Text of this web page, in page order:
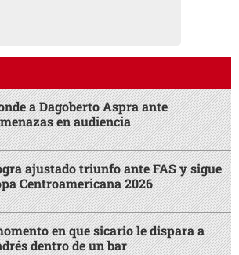
a Dagoberto Aspra ante
en audiencia
ajustado triunfo ante FAS y sigue
Centroamericana 2026
en que sicario le dispara a
dentro de un bar